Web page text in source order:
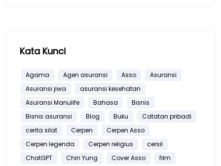
Kata Kunci
Agama Agen asuransi Asso
Asuransi
Asuransi jiwa
asuransi kesehatan
Asuransi Manulife
Bahasa
Bisnis
Bisnis asuransi
Blog Buku
Catatan pribadi
cerita silat
Cerpen
Cerpen Asso
Cerpen legenda
Cerpen religius
cersil
ChatGPT
Chin Yung Cover Asso
film